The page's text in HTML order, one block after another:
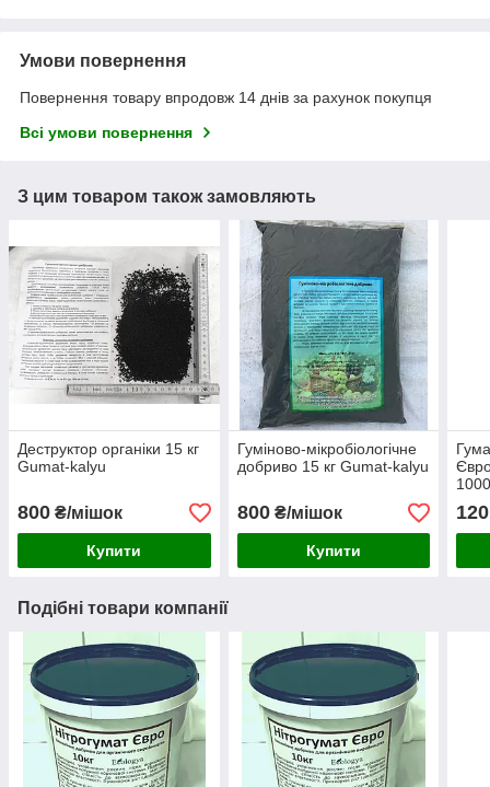
Умови повернення
Повернення товару впродовж 14 днів за рахунок покупця
Всі умови повернення
З цим товаром також замовляють
Деструктор органіки 15 кг
Gumat-kalyu
800 ₴/мішок
Купити
Гуміново-мікробіологічне
добриво 15 кг Gumat-kalyu
800₴/мішок
Купити
Подібні товари компанії